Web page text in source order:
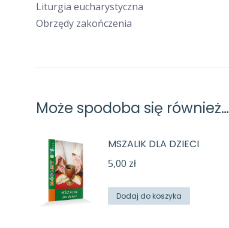
Liturgia eucharystyczna
Obrzędy zakończenia
Może spodoba się również…
MSZALIK DLA DZIECI
5,00 zł
Dodaj do koszyka